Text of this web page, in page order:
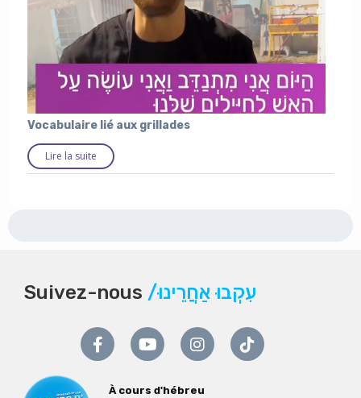
Vocabulaire lié aux grillades
Lire la suite
Suivez-nous /עִקְבוּ אַחֲרֵינוּ
À cours d'hébreu